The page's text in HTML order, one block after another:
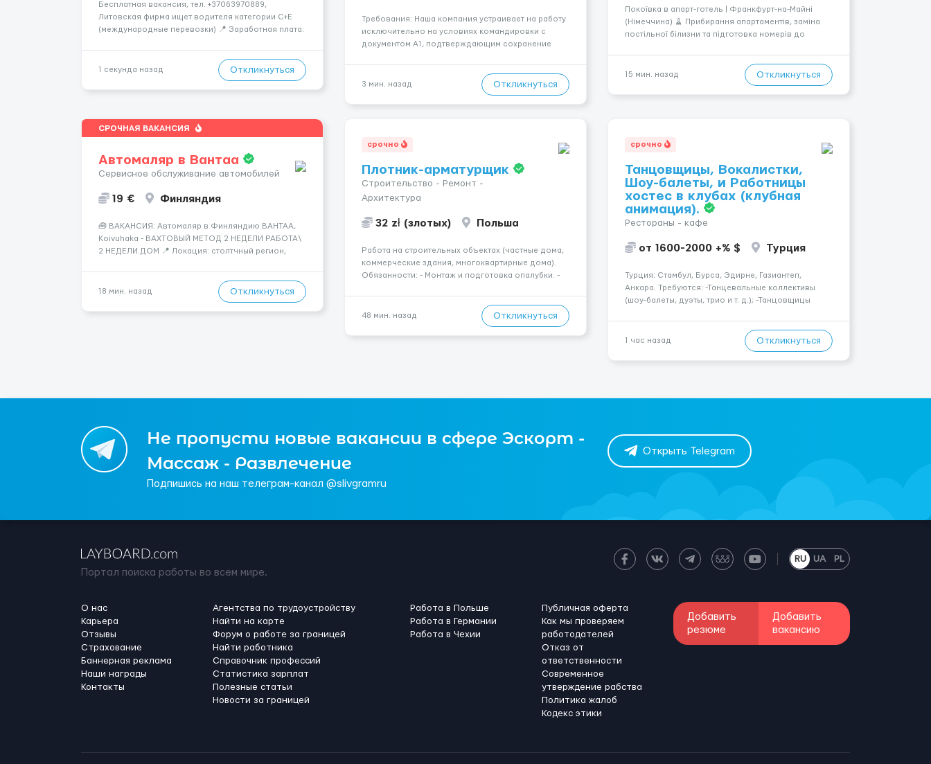
Бесплатная вакансия, тел. +37063970889,
Литовская фирма ищет водителя категории C+E
(международные перевозки) 📍 Заработная плата:
рефрижераторах. В среднем 400–500 км в день.
1 секунда назад Откликнуться
Требования: Наша компания устраивает на работу
исключительно на условиях командировки с
документом A1, подтверждающим сохранение
могут получить граждане стран с упрощенным
доступом к рынку труда ЕС (Укра...
3 мин. назад Откликнуться
Покоївка в апарт-готель | Франкфурт-на-Майні
(Німеччина) 🧹 Прибирання апартаментів, заміна
постільної білизни та підготовка номерів до
2000 € на місяць (після вирахув...
15 мин. назад Откликнуться
СРОЧНАЯ ВАКАНСИЯ
Автомаляр в Вантаа
Сервисное обслуживание автомобилей
19 € Финляндия
🧰 ВАКАНСИЯ: Автомаляр в Финляндию ВАНТАА,
Koivuhaka - ВАХТОВЫЙ МЕТОД 2 НЕДЕЛИ РАБОТА\
2 НЕДЕЛИ ДОМ 📍 Локация: столтчный регион,
брутто 🏠 Жильё: предоставляется БЕСПЛАТНО 📞
18 мин. назад Откликнуться
срочно
Плотник-арматурщик
Строительство - Ремонт -
Архитектура
32 zł (злотых) Польша
Работа на строительных объектах (частные дома,
коммерческие здания, многоквартирные дома).
Обязанности: - Монтаж и подготовка опалубки. -
арматурных стержней. - Заливка бетона. -
Демонтаж опалубки после за...
48 мин. назад Откликнуться
срочно
Танцовщицы, Вокалистки,
Шоу-балеты, и Работницы
хостес в клубах (клубная
анимация).
Рестораны - кафе
от 1600-2000 +% $ Турция
Турция: Стамбул, Бурса, Эдирне, Газиантеп,
Анкара. Требуются: -Танцевальные коллективы
(шоу-балеты, дуэты, трио и т. д.); -Танцовщицы
языках); -Гимнастки; -Работницы хостесc в кл...
1 час назад Откликнуться
Не пропусти новые вакансии в сфере Эскорт -
Массаж - Развлечение
Подпишись на наш телеграм-канал @slivgramru
Открыть Telegram
Портал поиска работы во всем мире.
RU UA PL
О нас
Карьера
Отзывы
Страхование
Баннерная реклама
Наши награды
Контакты
Агентства по трудоустройству
Найти на карте
Форум о работе за границей
Найти работника
Справочник профессий
Статистика зарплат
Полезные статьи
Новости за границей
Работа в Польше
Работа в Германии
Работа в Чехии
Публичная оферта
Как мы проверяем
работодателей
Отказ от
ответственности
Современное
утверждение рабства
Политика жалоб
Кодекс этики
Добавить
резюме
Добавить
вакансию